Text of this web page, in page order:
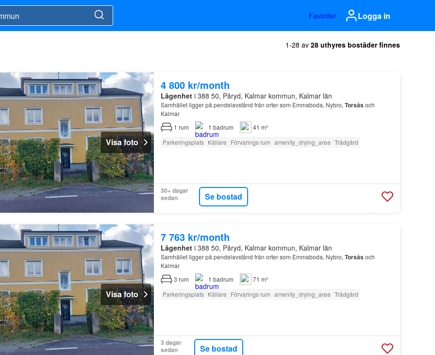
Favoriter Logga in
1-28 av 28 uthyres bostäder finnes
Visa foto
4 800 kr/month
Lägenheti 388 50, Påryd, Kalmar kommun, Kalmar län
Samhället ligger på pendelavstånd från orter som Emmaboda, Nybro, Torsås och
Kalmar
1 rum 1 badrum
41 m²
Parkeringsplats Källare Förvarings rum amenity_drying_area Trädgård
30+ dagar
sedan
Se bostad
Visa foto
7 763 kr/month
Lägenheti 388 50, Påryd, Kalmar kommun, Kalmar län
Samhället ligger på pendelavstånd från orter som Emmaboda, Nybro, Torsås och
Kalmar
3 rum 1 badrum
71 m²
Parkeringsplats Källare Förvarings rum amenity_drying_area Trädgård
3 dagar
sedan
Se bostad